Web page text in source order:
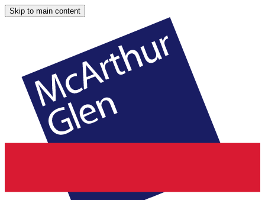
Skip to main content